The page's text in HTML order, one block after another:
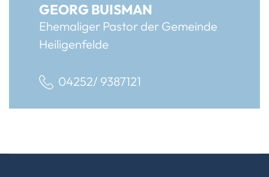
GEORG BUISMAN
Ehemaliger Pastor der Gemeinde
Heiligenfelde
04252/ 9387121